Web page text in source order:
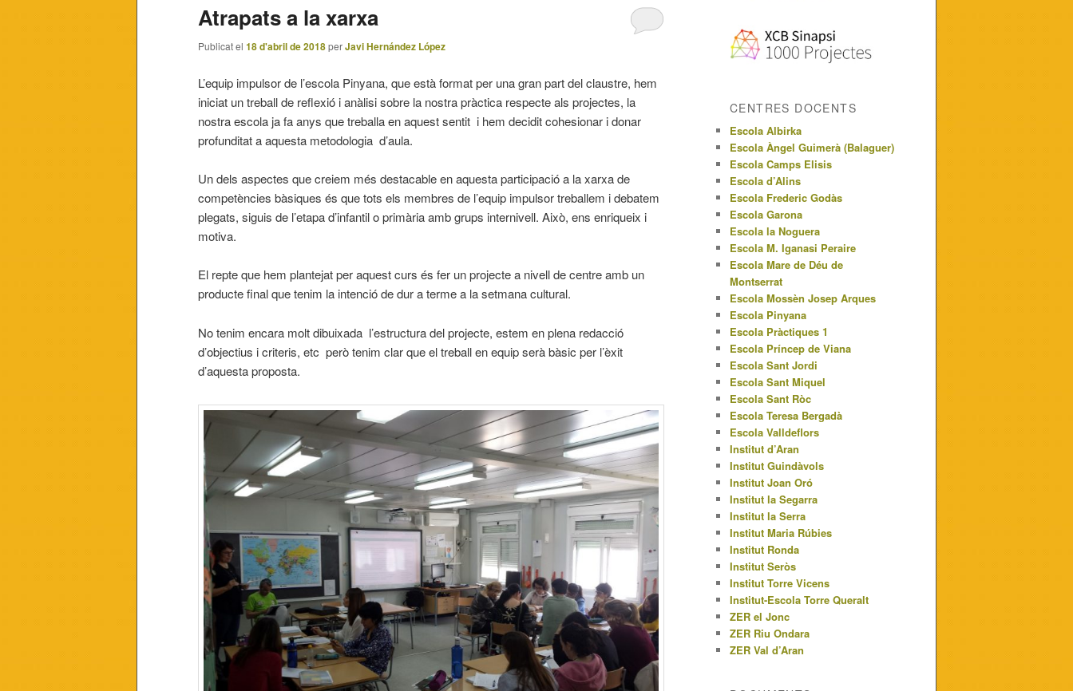
principal
secundari
Atrapats a la xarxa
Publicat el 18 d'abril de 2018perJavi Hernández López
L’equip impulsor de l’escola Pinyana, que està format per una gran part del claustre, hem
iniciat un treball de reflexió i anàlisi sobre la nostra pràctica respecte als projectes, la
nostra escola ja fa anys que treballa en aquest sentit i hem decidit cohesionar i donar
profunditat a aquesta metodologia d’aula.
Un dels aspectes que creiem més destacable en aquesta participació a la xarxa de
competències bàsiques és que tots els membres de l’equip impulsor treballem i debatem
plegats, siguis de l’etapa d’infantil o primària amb grups internivell. Això, ens enriqueix i
motiva.
El repte que hem plantejat per aquest curs és fer un projecte a nivell de centre amb un
producte final que tenim la intenció de dur a terme a la setmana cultural.
No tenim encara molt dibuixada l’estructura del projecte, estem en plena redacció
d’objectius i criteris, etc però tenim clar que el treball en equip serà bàsic per l’èxit
d’aquesta proposta.
CENTRES DOCENTS
Escola Albirka
Escola Àngel Guimerà (Balaguer)
Escola Camps Elisis
Escola d’Alins
Escola Frederic Godàs
Escola Garona
Escola la Noguera
Escola M. Iganasi Peraire
Escola Mare de Déu de
Montserrat
Escola Mossèn Josep Arques
Escola Pinyana
Escola Pràctiques 1
Escola Príncep de Viana
Escola Sant Jordi
Escola Sant Miquel
Escola Sant Ròc
Escola Teresa Bergadà
Escola Valldeflors
Institut d’Aran
Institut Guindàvols
Institut Joan Oró
Institut la Segarra
Institut la Serra
Institut Maria Rúbies
Institut Ronda
Institut Seròs
Institut Torre Vicens
Institut-Escola Torre Queralt
ZER el Jonc
ZER Riu Ondara
ZER Val d’Aran